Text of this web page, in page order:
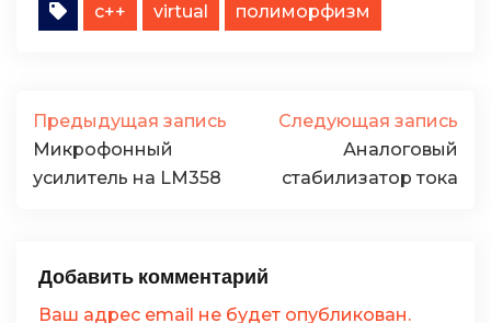
c++ virtual полиморфизм
Предыдущая запись
Микрофонный
усилитель на LM358
Следующая запись
Аналоговый
стабилизатор тока
Добавить комментарий
Ваш адрес email не будет опубликован.